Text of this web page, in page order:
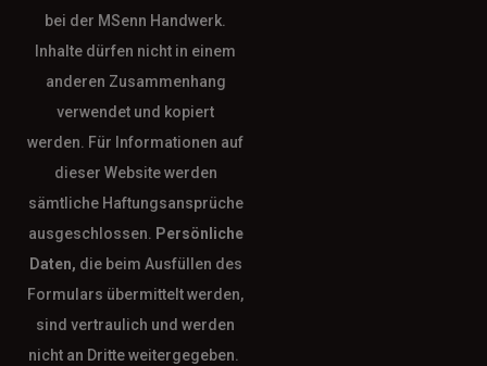
bei der MSenn Handwerk.
Inhalte dürfen nicht in einem
anderen Zusammenhang
verwendet und kopiert
werden. Für Informationen auf
dieser Website werden
sämtliche Haftungsansprüche
ausgeschlossen. Persönliche
Daten, die beim Ausfüllen des
Formulars übermittelt werden,
sind vertraulich und werden
nicht an Dritte weitergegeben.